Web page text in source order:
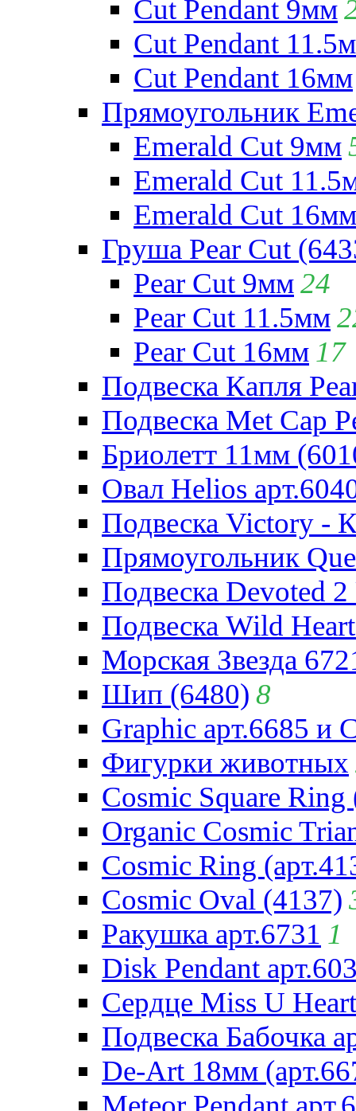
Cut Pendant 9мм
Cut Pendant
Cut Pendant 16мм
Прямоугольник
Emerald Cut 9мм
Emerald Cut
Emerald Cut 16мм
Груша Pear Cut
Pear Cut 9мм24
Pear Cut 11.5мм
Pear Cut 16мм 17
Подвеска Капля
Подвеска Met Cap
Бриолетт 11мм
Овал Helios
Подвеска Victory -
Прямоугольник
Подвеска Devoted
Подвеска Wild
Морская Звезда
Шип (6480) 8
Graphic арт.6685 и
Фигурки животных
Cosmic Square Ring
Organic Cosmic
Cosmic Ring
Cosmic Oval (4137)
Ракушка арт.6731 1
Disk Pendant
Сердце Miss U
Подвеска Бабочка
De-Art 18мм